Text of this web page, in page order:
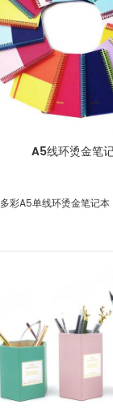
A5线环烫金笔
多彩A5单线环烫金笔记本